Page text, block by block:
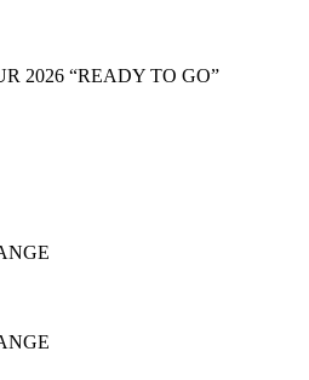
2026 “READY TO GO”